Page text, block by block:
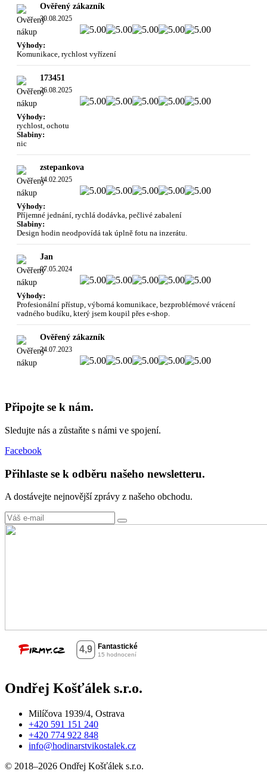
Ověřený zákazník
30.08.2025
Výhody:
Komunikace, rychlost vyřízení
173451
26.08.2025
Výhody:
rychlost, ochotu
Slabiny:
nic
zstepankova
14.02.2025
Výhody:
Příjemné jednání, rychlá dodávka, pečlivé zabalení
Slabiny:
Design hodin neodpovídá tak úplně fotu na inzerátu.
Jan
07.05.2024
Výhody:
Profesionální přístup, výborná komunikace, bezproblémové vrácení
vadného budíku, který jsem koupil přes e-shop.
Ověřený zákazník
24.07.2023
Připojte se k nám.
Sledujte nás a zůstaňte s námi ve spojení.
Facebook
Přihlaste se k odběru našeho newsletteru.
A dostávejte nejnovější zprávy z našeho obchodu.
Ondřej Košťálek s.r.o.
Milíčova 1939/4, Ostrava
+420 591 151 240
+420 774 922 848
info@hodinarstvikostalek.cz
© 2018–2026 Ondřej Košťálek s.r.o.